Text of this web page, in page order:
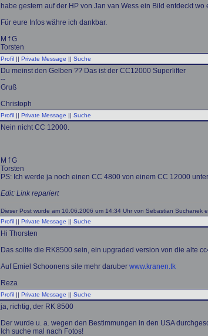
habe gestern auf der HP von Jan van Wess ein Bild entdeckt
Für eure Infos währe ich dankbar.
M f G
Torsten
Profil || Private Message || Suche
Du meinst den Gelben ?? Das ist der CC12000 Superlifter
--
Gruß
Christoph
Profil || Private Message || Suche
Nein nicht CC 12000.
M f G
Torsten
PS: Ich werde ja noch einen CC 4800 von einem CC 12000
Edit: Link repariert
Dieser Post wurde am 10.06.2006 um 14:34 Uhr von Sebastian Suchanek
Profil || Private Message || Suche
Hi Thorsten
Das sollte die RK8500 sein, ein upgraded version von die alte
Auf Emiel Schoonens site mehr daruber www.kranen.tk
Reza
Profil || Private Message || Suche
ja, richtig, der RK 8500
Der wurde u. a. wegen den Bestimmungen in den USA
Ich suche mal nach Fotos!